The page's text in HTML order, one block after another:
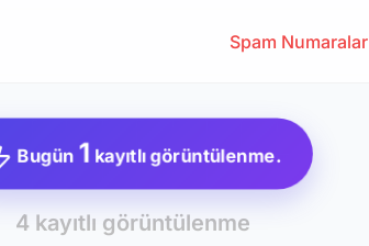
Spam Numaralar
Bugün1 kayıtlı görüntülenme.
4 kayıtlı görüntülenme